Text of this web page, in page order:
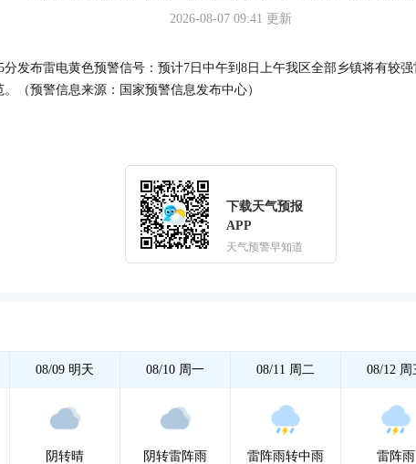
2026-08-07 09:41 更新
分发布雷电黄色预警信号：预计7日中午到8日上午我区全部乡镇将有较
（预警信息来源：国家预警信息发布中心）
下载天气预报
APP
天气预警早知道
08/09 明天
阴转晴
08/10 周一
阴转雷阵雨
08/11 周二
雷阵雨转中雨
08/12 周
雷阵雨